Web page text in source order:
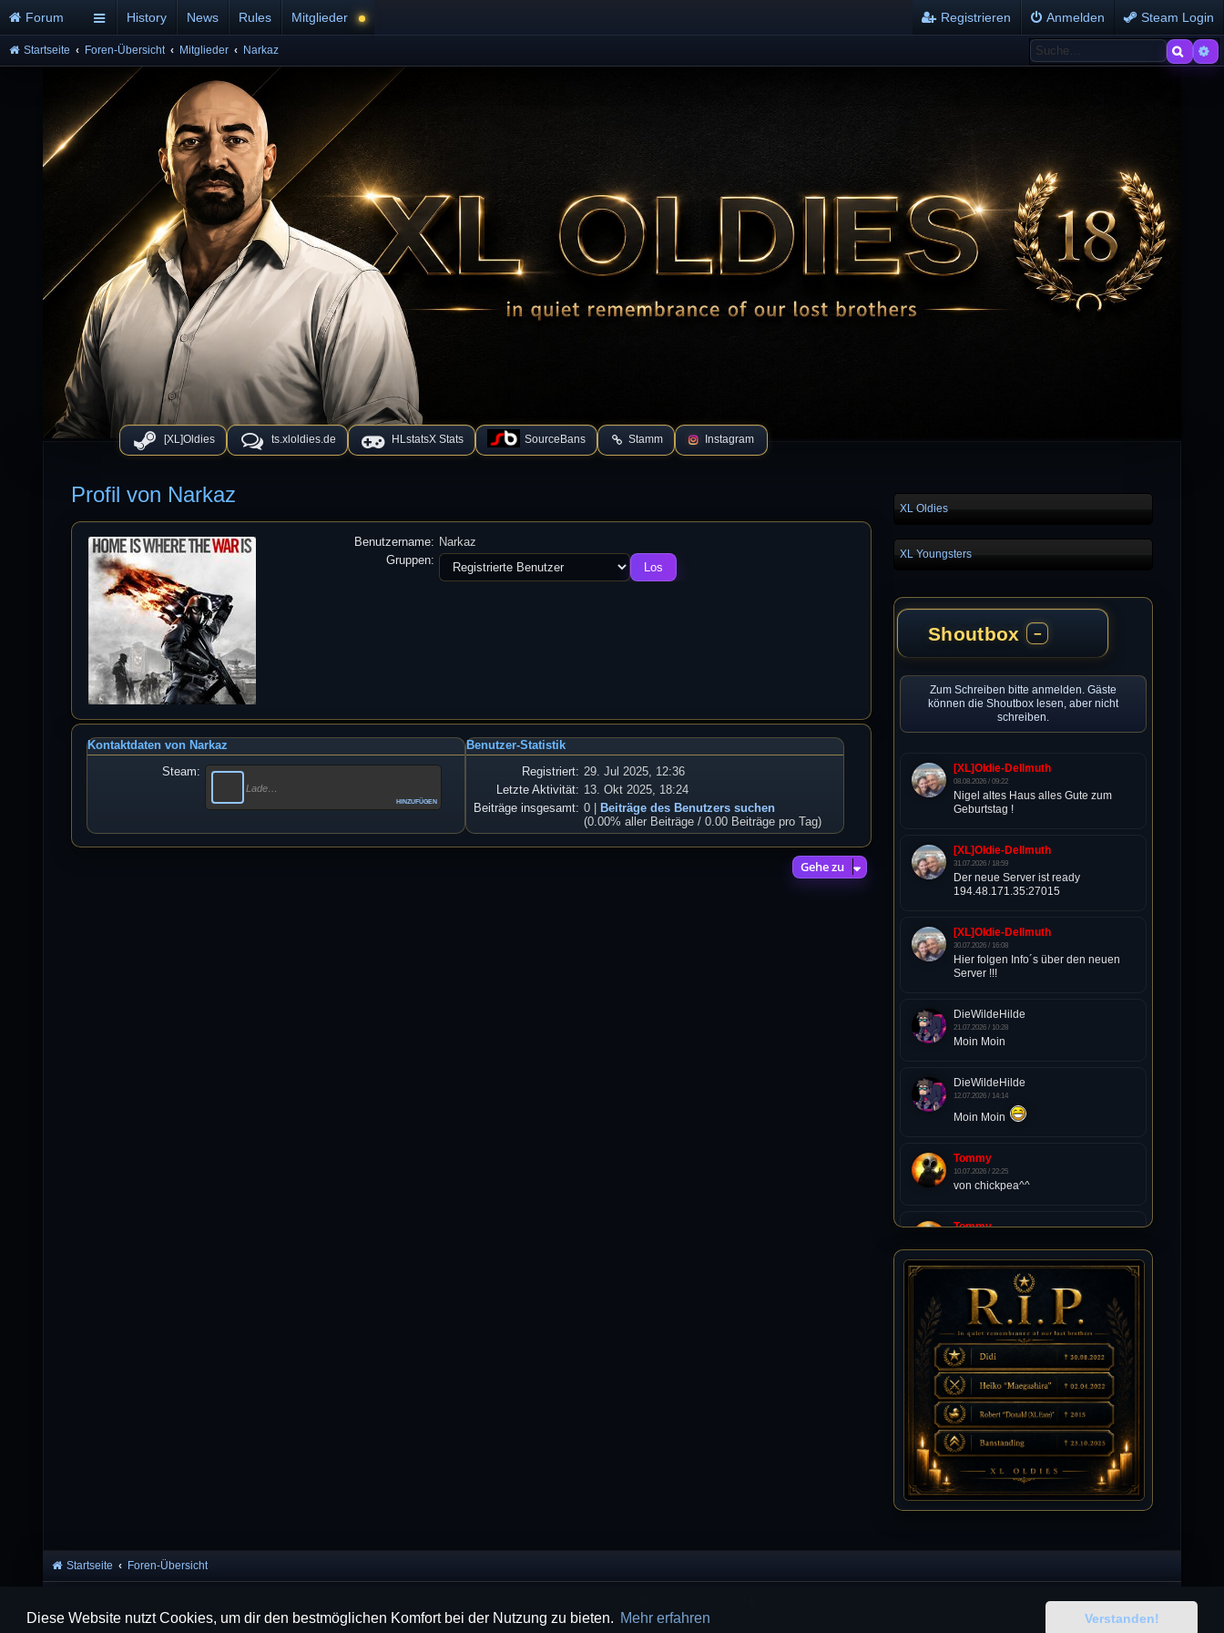
Diese Website nutzt Cookies, um dir den bestmöglichen Komfort bei der Nutzung zu bieten. Mehr erfahren Verstanden!
[XL]Oldies ts.xloldies.de HLstatsX Stats SourceBans Stamm Instagram
Forum History News Rules Mitglieder Steam Login
Anmelden
Registrieren
Startseite Foren-Übersicht Mitglieder Narkaz Suche
Profil von Narkaz
Benutzername: Narkaz
Gruppen:
Kontaktdaten von Narkaz
Steam:
Lade…
hinzufügen
Benutzer-Statistik
Registriert: 29. Jul 2025, 12:36
Letzte Aktivität: 13. Okt 2025, 18:24
Beiträge insgesamt: 0 |Beiträge des Benutzers suchen
(0.00% aller Beiträge / 0.00 Beiträge pro Tag)
Gehe zu
XL Oldies
XL Youngsters
Shoutbox −
Zum Schreiben bitte anmelden. Gäste
können die Shoutbox lesen, aber nicht
schreiben.
[XL]Oldie-Dellmuth
08.08.2026 / 09:22
Nigel altes Haus alles Gute zum
Geburtstag !
[XL]Oldie-Dellmuth
31.07.2026 / 18:59
Der neue Server ist ready
194.48.171.35:27015
[XL]Oldie-Dellmuth
30.07.2026 / 16:08
Hier folgen Info´s über den neuen
Server !!!
DieWildeHilde
21.07.2026 / 10:28
Moin Moin
DieWildeHilde
12.07.2026 / 14:14
Moin Moin
Tommy
10.07.2026 / 22:25
von chickpea^^
Tommy
Letzte Aktivität:
27. Dez 2023, 22:48
DieWildeHilde
10.07.2026 / 12:48
Happy Birthday Chickpea
DieWildeHilde
10.07.2026 / 10:08
Hallo meine Lieben!
Isimiyaki
10.07.2026 / 00:34
Alles gute chickpea
Startseite Foren-Übersicht